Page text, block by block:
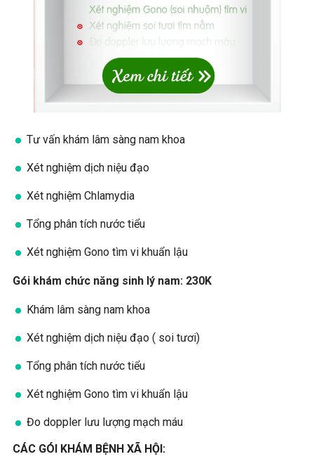
Tư vấn khám lâm sàng nam khoa
Xét nghiệm dịch niệu đạo
Xét nghiệm Chlamydia
Tổng phân tích nước tiểu
Xét nghiệm Gono tìm vi khuẩn lậu
Gói khám chức năng sinh lý nam: 230K
Khám lâm sàng nam khoa
Xét nghiệm dịch niệu đạo ( soi tươi)
Tổng phân tích nước tiểu
Xét nghiệm Gono tìm vi khuẩn lậu
Đo doppler lưu lượng mạch máu
CÁC GÓI KHÁM BỆNH XÃ HỘI: